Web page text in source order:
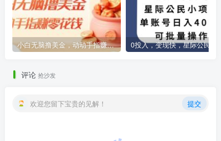
小白无脑撸美金，动动手指赚零花钱，轻松上手
评论 抢沙发
欢迎您留下宝贵的见解！ 提交